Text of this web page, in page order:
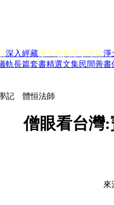
深入經藏淨土經典淨宗專集淨
軌長篇套書精選文集民間善書
記 體恒法師
僧眼看台灣
來